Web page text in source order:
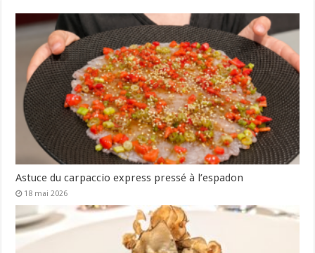
Astuce du carpaccio express pressé à l’espadon
18 mai 2026